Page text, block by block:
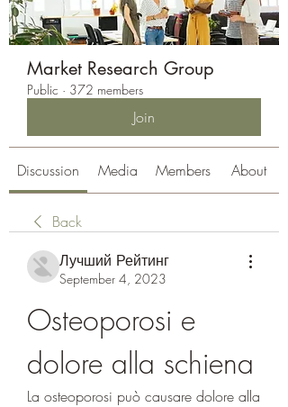
Market Research Group
Public · 372 members
Join
Discussion Media Members About
Back
Лучший Рейтинг
September 4, 2023
Osteoporosi e
dolore alla schiena
La osteoporosi può causare dolore alla